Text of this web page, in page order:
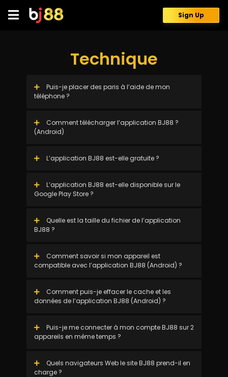
content
Sign Up
Technique
Puis-je placer des paris à l’aide de mon
téléphone ?
Comment télécharger l’application BJ88 ?
(Android)
L’application BJ88 est-elle gratuite ?
L’application BJ88 est-elle disponible sur le
Google Play Store ?
Quelle est la taille du fichier de l’application
BJ88 ?
Comment savoir si mon appareil est
compatible avec l’application BJ88 (Android) ?
Comment puis-je effacer le cache et les
données de l’application BJ88 (Android) ?
Puis-je me connecter à mon compte BJ88 sur 2
appareils en même temps ?
Quels navigateurs Web le site BJ88 prend-il en
charge ?